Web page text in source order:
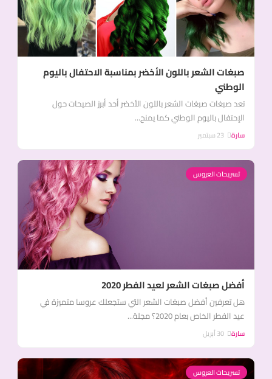
صبغات الشعر باللون الأخضر بمناسبة الاحتفال باليوم
الوطني
تعد صبغات صبغات الشعر باللون الأخضر أحد أبرز الصيحات حول
الإحتفال باليوم الوطني كما يمنح...
سارة
تسريحات العروس
أفضل صبغات الشعر لعيد الفطر 2020
هل تعرفين أفضل صبغات الشعر التي ستجعلك عروسا متميزة في
عيد الفطر الخاص بعام 2020؟ مجلة...
سارة
تسريحات العروس